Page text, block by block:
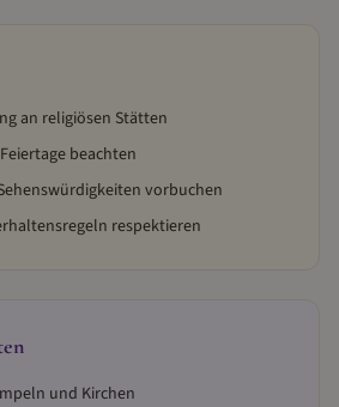
an religiösen Stätten
beachten
vorbuchen
respektieren
und Kirchen